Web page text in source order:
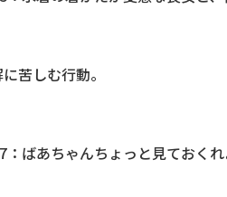
苦しむ行動。
：ばあちゃんちょっと見ておくれ